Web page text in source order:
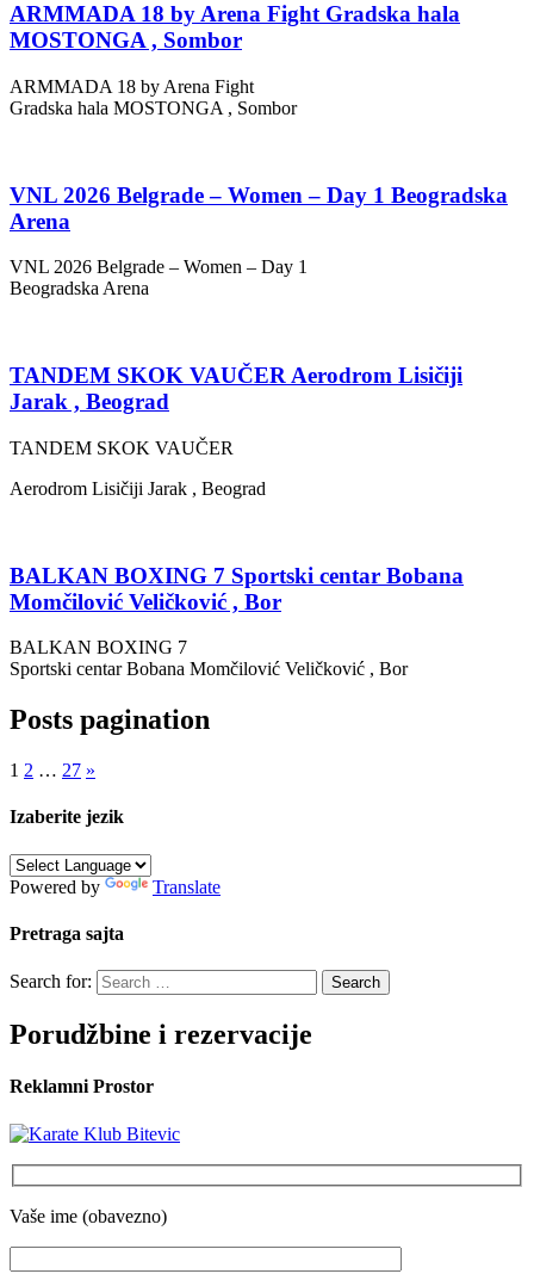
ARMMADA 18 by Arena Fight Gradska hala
MOSTONGA , Sombor
ARMMADA 18 by Arena Fight
Gradska hala MOSTONGA , Sombor
VNL 2026 Belgrade – Women – Day 1 Beogradska
Arena
VNL 2026 Belgrade – Women – Day 1
Beogradska Arena
TANDEM SKOK VAUČER Aerodrom Lisičiji
Jarak , Beograd
TANDEM SKOK VAUČER
Aerodrom Lisičiji Jarak , Beograd
BALKAN BOXING 7 Sportski centar Bobana
Momčilović Veličković , Bor
BALKAN BOXING 7
Sportski centar Bobana Momčilović Veličković , Bor
Posts pagination
1 2 … 27 »
Izaberite jezik
Powered by Translate
Pretraga sajta
Search for:
Porudžbine i rezervacije
Reklamni Prostor
Vaše ime (obavezno)